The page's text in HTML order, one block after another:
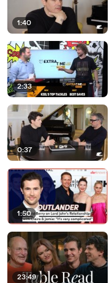
1:40
2:33
0:37
1:50
23:49